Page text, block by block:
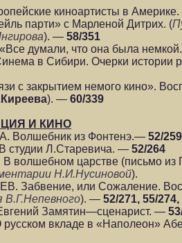
киноартисты в
парти» с Марленой Дитрих. (
). — 58/351
думали, что она была
в Сибири. Очерки истории
с закрытием немого кино».
). — 60/339
И КИНО
Волшебник из Фонтенэ.— 52/259
студии Л.Старевича. — 52/264
волшебном царстве (письмо
Н.И.Нусиновой).
Забвение, или Сожаление.
В.Г.Непевного). — 52/271, 55/
Замятин—сценарист. —
вкладе в «Наполеон»